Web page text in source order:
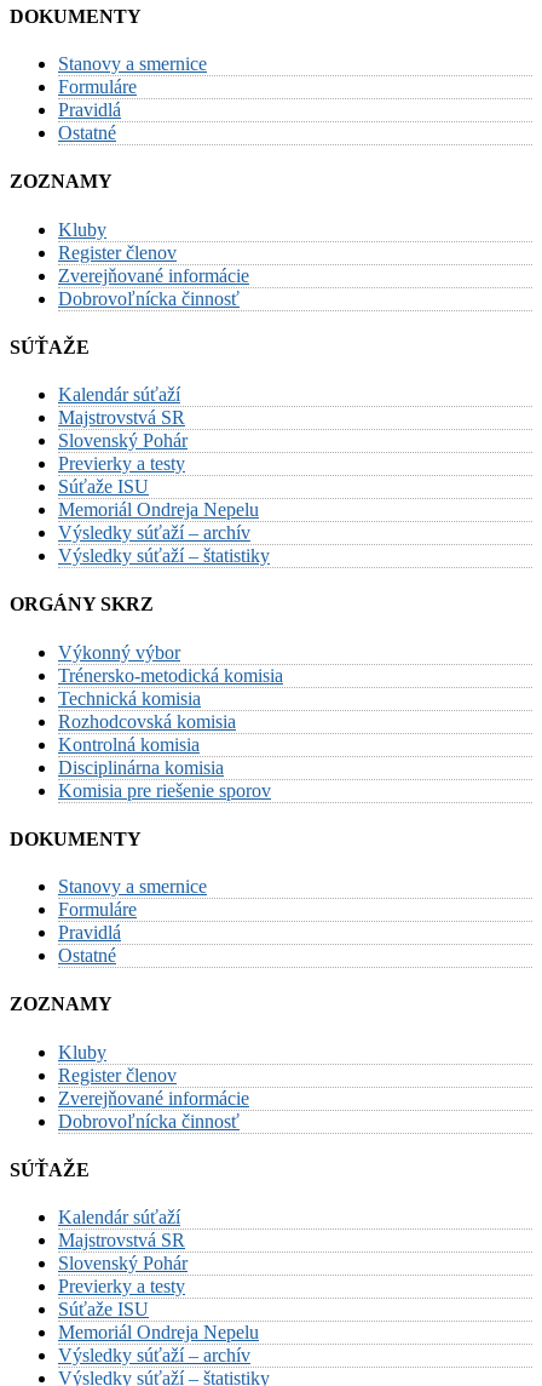
DOKUMENTY
Stanovy a smernice
Formuláre
Pravidlá
Ostatné
ZOZNAMY
Kluby
Register členov
Zverejňované informácie
Dobrovoľnícka činnosť
SÚŤAŽE
Kalendár súťaží
Majstrovstvá SR
Slovenský Pohár
Previerky a testy
Súťaže ISU
Memoriál Ondreja Nepelu
Výsledky súťaží – archív
Výsledky súťaží – štatistiky
ORGÁNY SKRZ
Výkonný výbor
Trénersko-metodická komisia
Technická komisia
Rozhodcovská komisia
Kontrolná komisia
Disciplinárna komisia
Komisia pre riešenie sporov
DOKUMENTY
Stanovy a smernice
Formuláre
Pravidlá
Ostatné
ZOZNAMY
Kluby
Register členov
Zverejňované informácie
Dobrovoľnícka činnosť
SÚŤAŽE
Kalendár súťaží
Majstrovstvá SR
Slovenský Pohár
Previerky a testy
Súťaže ISU
Memoriál Ondreja Nepelu
Výsledky súťaží – archív
Výsledky súťaží – štatistiky